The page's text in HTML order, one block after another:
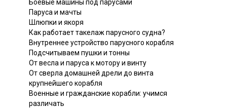
Боевые машины под парусами
Паруса и мачты
Шлюпки и якоря
Как работает такелаж парусного судна?
Внутреннее устройство парусного корабля
Подсчитываем пушки и тонны
От весла и паруса к мотору и винту
От сверла домашней дрели до винта
крупнейшего корабля
Военные и гражданские корабли: учимся
различать